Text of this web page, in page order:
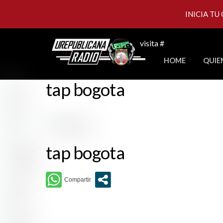
visita #
HOME
tap bogota
tap bogota
INICIA TU